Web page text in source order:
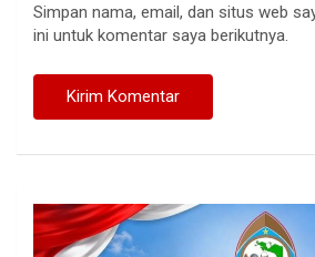
Simpan nama, email, dan situs web
ini untuk komentar saya berikutnya.